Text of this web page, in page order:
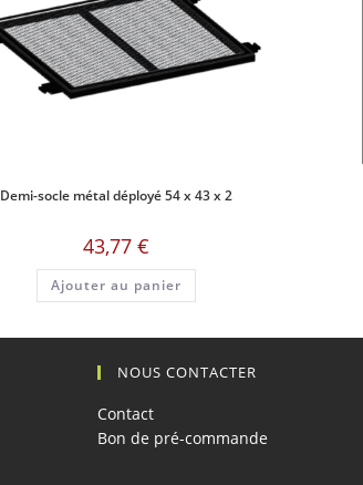
Demi-socle métal déployé 54 x 43 x 2
43,77 €
Ajouter au panier
NOUS CONTACTER
Contact
Bon de pré-commande